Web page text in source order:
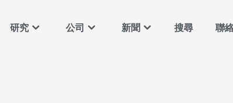
研究 公司 新聞 搜尋 聯